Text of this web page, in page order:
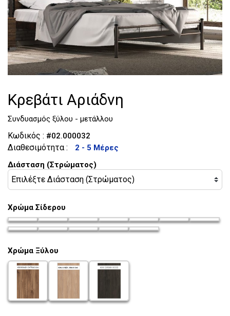
Τουαλέτες
Κομοδίνα
Κρεβάτι Αριάδνη
Συνδυασμός ξύλου - μετάλλου
Κωδικός : #02.000032
Διαθεσιμότητα :
2 - 5 Μέρες
Διάσταση (Στρώματος)
Χρώμα Σίδερου
chroma-siderou_35
chroma-siderou_36
chroma-siderou_37
chroma-siderou_38
chroma-siderou_39
chroma-chroma-
chroma-siderou_42
chroma-siderou_43
chroma-siderou_44
chroma-siderou_45
chroma-siderou_46
Χρώμα Ξύλου
chroma-xulou_47chroma-xulou_48chroma-xulou_49